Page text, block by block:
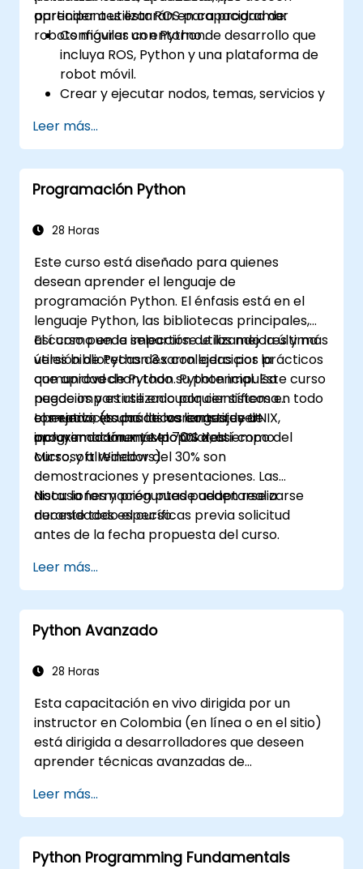
aprender a utilizar ROS para programar
robots móviles con Python.
participantes estarán en capacidad de:
Configurar un entorno de desarrollo que
incluya ROS, Python y una plataforma de
robot móvil.
Crear y ejecutar nodos, temas, servicios y
Utilizar las herramientas y utilidades de
ROS para monitorear y depurar
aplicaciones de ROS.
Emplear paquetes y bibliotecas de ROS
móviles.
herramientas.
Diagnosticar problemas y depurar
aplicaciones de ROS.
Leer más...
Programación Python
28 Horas
Este curso está diseñado para quienes
desean aprender el lenguaje de
programación Python. El énfasis está en el
lenguaje Python, las bibliotecas principales,
así como en la selección de las mejores y más
útiles bibliotecas desarrolladas por la
comunidad de Python. Python impulsa
negocios y es utilizado por científicos en todo
el mundo; es uno de los lenguajes de
programación más populares.
El curso puede impartirse utilizando la última
versión de Python 3.x con ejercicios prácticos
que aprovechan todo su potencial. Este curso
puede impartirse en cualquier sistema
operativo (todas las variantes de UNIX,
incluyendo Linux y Mac OS X, así como
Microsoft Windows).
Los ejercicios prácticos constituyen
aproximadamente el 70% del tiempo del
curso, y alrededor del 30% son
demostraciones y presentaciones. Las
discusiones y preguntas pueden realizarse
durante todo el curso.
Nota: la formación puede adaptarse a
necesidades específicas previa solicitud
antes de la fecha propuesta del curso.
Leer más...
Python Avanzado
28 Horas
Esta capacitación en vivo dirigida por un
instructor en Colombia (en línea o en el sitio)
está dirigida a desarrolladores que deseen
aprender técnicas avanzadas de
aplicar este lenguaje versátil para resolver
problemas en áreas como aplicaciones
distribuidas, análisis y visualización de datos,
programación de interfaces de usuario y
Leer más...
Python Programming Fundamentals